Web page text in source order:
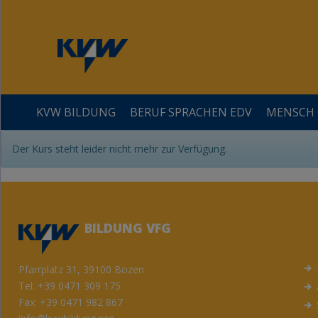
KVW BILDUNG BERUF SPRACHEN EDV MENSCH
ÜBER UNS
LEHRGÄNGE
GESELLSCHAFT
GESUNDHEIT
KREATIVITÄT
BESSER LESEN UND SCHREIBEN
Der Kurs steht leider nicht mehr zur Verfügung.
BILDUNG VFG
Pfarrplatz 31, 39100 Bozen
Tel: +39 0471 309 175
Fax: +39 0471 982 867